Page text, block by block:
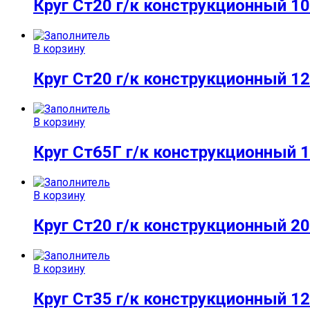
Круг Ст20 г/к конструкционный 10
В корзину
Круг Ст20 г/к конструкционный 12
В корзину
Круг Ст65Г г/к конструкционный
В корзину
Круг Ст20 г/к конструкционный 20
В корзину
Круг Ст35 г/к конструкционный 12